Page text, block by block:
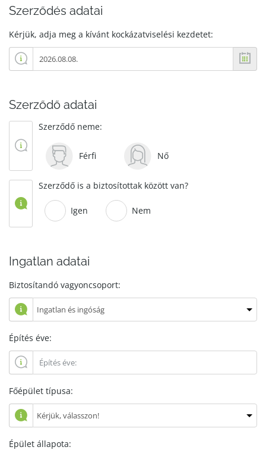
Szerződés adatai
Kérjük, adja meg a kívánt kockázatviselési kezdetet:
Szerződő adatai
Szerződő neme:
Férfi Nő
Szerződő is a biztosítottak között van?
Igen Nem
Ingatlan adatai
Biztosítandó vagyoncsoport:
Építés éve:
Főépület típusa:
Épület állapota: